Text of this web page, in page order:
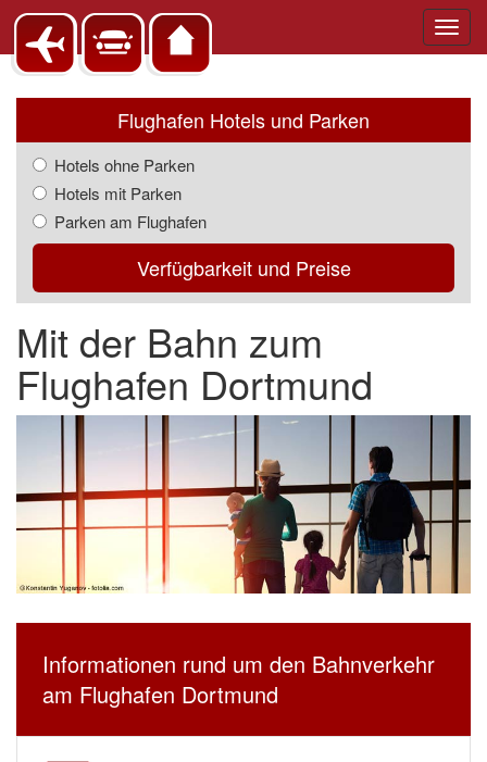
Flughafen Hotels und Parken
Hotels ohne Parken
Hotels mit Parken
Parken am Flughafen
Verfügbarkeit und Preise
Mit der Bahn zum
Flughafen Dortmund
Informationen rund um den Bahnverkehr
am Flughafen Dortmund